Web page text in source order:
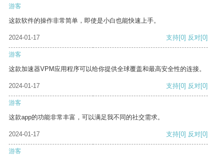
游客
这款软件的操作非常简单，即使是小白也能快速上手。
2024-01-17 支持[0] 反对[0]
游客
这款加速器VPM应用程序可以给你提供全球覆盖和最高安全性的连接。
2024-01-17 支持[0] 反对[0]
游客
这款app的功能非常丰富，可以满足我不同的社交需求。
2024-01-17 支持[0] 反对[0]
游客